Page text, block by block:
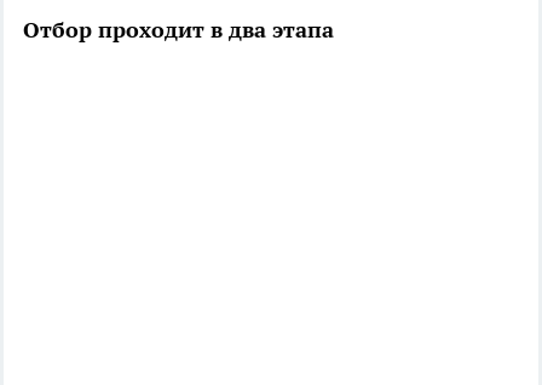
Отбор проходит в два этапа